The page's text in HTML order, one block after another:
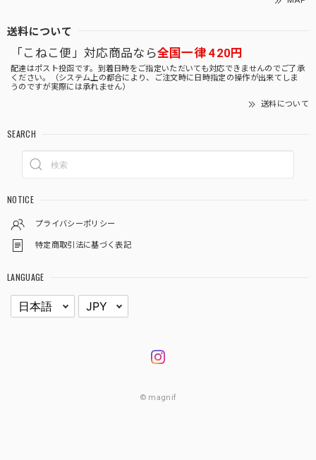
送料について
「こねこ便」対応商品なら全国一律 420円
配達はポスト投函です。到着日時をご指定いただいても対応できませんのでご了承
ください。（システム上の都合により、ご注文時に日時指定の操作が出来てしま
うのですが実際には承れません）
送料について
SEARCH
NOTICE
プライバシーポリシー
特定商取引法に基づく表記
LANGUAGE
© magnif